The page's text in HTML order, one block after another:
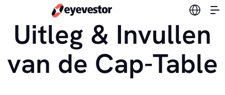
Uitleg & Invullen
van de Cap-Table